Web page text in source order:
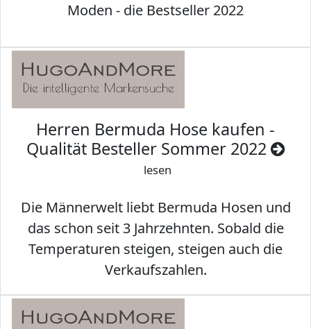
Moden - die Bestseller 2022
Herren Bermuda Hose kaufen -
Qualität Besteller Sommer 2022
lesen
Die Männerwelt liebt Bermuda Hosen und
das schon seit 3 Jahrzehnten. Sobald die
Temperaturen steigen, steigen auch die
Verkaufszahlen.